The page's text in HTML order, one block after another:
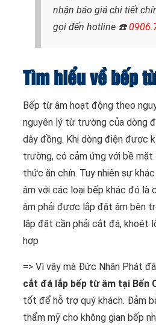
nhận báo giá chi tiết
gọi đến hotline ☎️
Tìm hiểu về bếp
Bếp từ âm hoạt động theo
nguyên lý từ trường của dòng
dây đồng. Khi dòng điện được
trường, có cảm ứng với bề
thức ăn chín. Tuy nhiên sự
âm với các loại bếp khác đó là
âm phải được lắp đặt âm bên
lắp đặt cần phải cắt đá, khoét
hợp
=> Vì vậy mà Đức Nhân Phát
cắt đá lắp bếp từ âm tại Bến
tốt để hỗ trợ quý khách. Đảm
thẩm mỹ cho không gian bếp